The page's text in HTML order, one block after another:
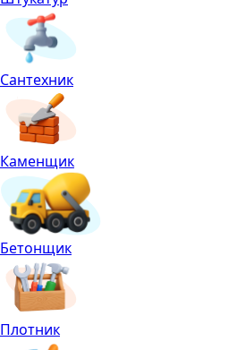
Сантехник
Каменщик
Бетонщик
Плотник